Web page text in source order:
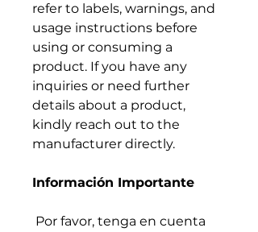
refer to labels, warnings, and
usage instructions before
using or consuming a
product. If you have any
inquiries or need further
details about a product,
kindly reach out to the
manufacturer directly.
Información Importante
Por favor, tenga en cuenta